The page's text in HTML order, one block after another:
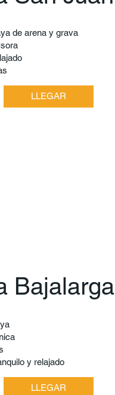
de arena y grava
LLEGAR
Bajalarga
y relajado
LLEGAR